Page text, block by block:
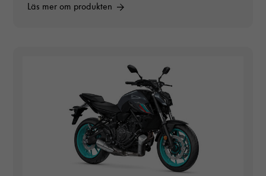
Läs mer om produkten
Nödvändiga
Dessa cookies
går inte att
välja bort. De